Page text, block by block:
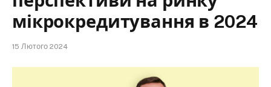
мікрокредитування в 2024
15 Лютого 2024